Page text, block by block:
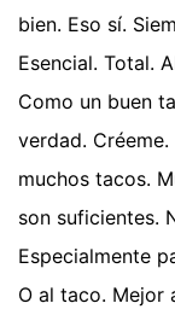
bien. Eso sí.
Esencial. Total.
Como un buen
verdad.
muchos tacos.
son suficientes.
Especialmente
O al taco. Mejor